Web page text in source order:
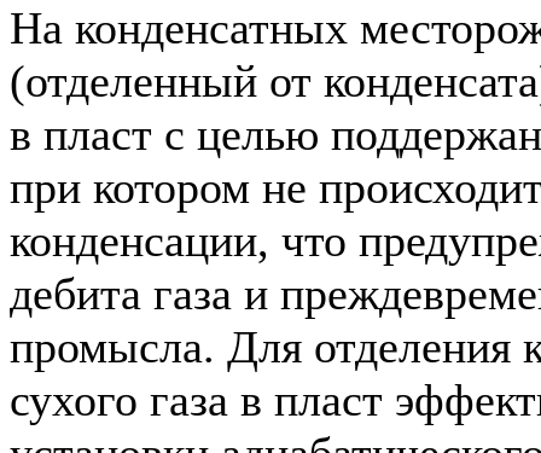
На конденсатных
(отделенный от
в пласт с целью
при котором не
конденсации, что
дебита газа и
промысла. Для отделения
сухого газа в пласт